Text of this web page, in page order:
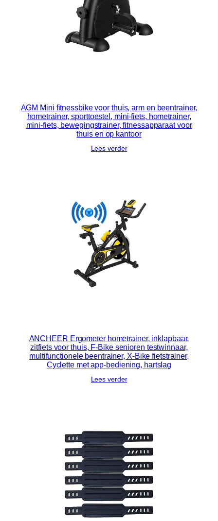
AGM Mini fitnessbike voor thuis, arm en beentrainer,
hometrainer, sporttoestel, mini-fiets, hometrainer,
mini-fiets, bewegingstrainer, fitnessapparaat voor
thuis en op kantoor
Lees verder
ANCHEER Ergometer hometrainer, inklapbaar,
zitfiets voor thuis, F-Bike senioren testwinnaar,
multifunctionele beentrainer, X-Bike fietstrainer,
Cyclette met app-bediening, hartslag
Lees verder